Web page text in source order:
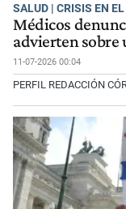
SALUD | CRISIS EN
Médicos
advierten sobre
11-07-2026 00:04
PERFIL REDACCIÓN